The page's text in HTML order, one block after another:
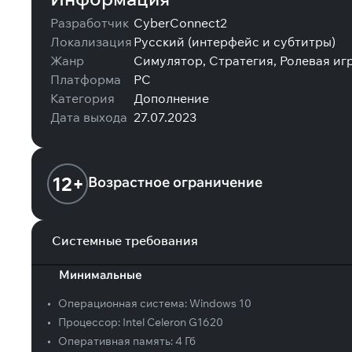
Разработчик CyberConnect2
Локализация Русский (интерфейс и субтитры)
Жанр
Симулятор, Стратегия, Ролевая
Платформа
PC
Категория
Дополнение
Дата выхода 27.07.2023
12+ Возрастное ограничение
Системные требования
Минимальные
• Операционная система:Windows 10
•
Процессор: Intel Celeron G1620
•
Оперативная память:4 Гб